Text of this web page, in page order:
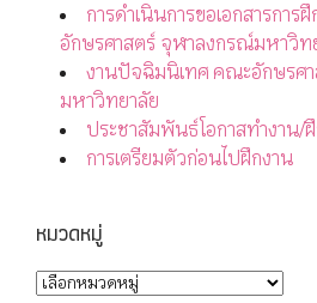
การดำเนินการขอเอกสารกา
อักษรศาสตร์ จุฬาลงกรณ์มหาวิท
งานปัจฉิมนิเทศ คณะอักษรศ
มหาวิทยาลัย
ประชาสัมพันธ์โอกาสทำงาน/
การเตรียมตัวก่อนไปฝึกงาน
หมวดหมู่